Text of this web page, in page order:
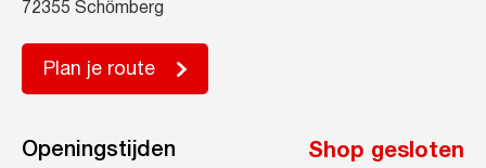
72355 Schömberg
Plan je route
Openingstijden Shop gesloten